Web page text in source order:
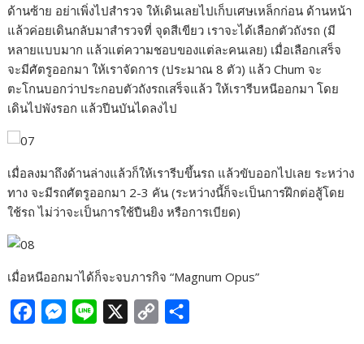
ด้านซ้าย อย่าเพิ่งไปสำรวจ ให้เดินเลยไปเก็บเศษเหล็กก่อน ด้านหน้า
แล้วค่อยเดินกลับมาสำรวจที่ จุดสีเขียว เราจะได้เลือกตัวถังรถ (มี
หลายแบบมาก แล้วแต่ความชอบของแต่ละคนเลย) เมื่อเลือกเสร็จ
จะมีศัตรูออกมา ให้เราจัดการ (ประมาณ 8 ตัว) แล้ว Chum จะ
ตะโกนบอกว่าประกอบตัวถังรถเสร็จแล้ว ให้เรารีบหนีออกมา โดย
เดินไปพังรอก แล้วปีนบันไดลงไป
เมื่อลงมาถึงด้านล่างแล้วก็ให้เรารีบขึ้นรถ แล้วขับออกไปเลย ระหว่าง
ทาง จะมีรถศัตรูออกมา 2-3 คัน (ระหว่างนี้ก็จะเป็นการฝึกต่อสู้โดย
ใช้รถ ไม่ว่าจะเป็นการใช้ปืนยิง หรือการเบียด)
เมื่อหนีออกมาได้ก็จะจบภารกิจ “Magnum Opus”
M